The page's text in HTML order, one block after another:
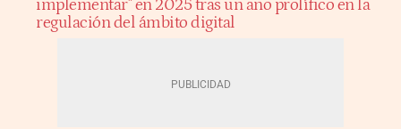
implementar" en 2025 tras un año prolífico en la
regulación del ámbito digital